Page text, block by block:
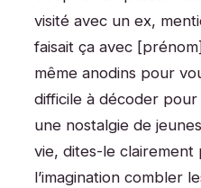
visité avec un ex,
faisait ça avec
même anodins pour
difficile à décoder pour
une nostalgie de
vie, dites-le
l’imagination combler